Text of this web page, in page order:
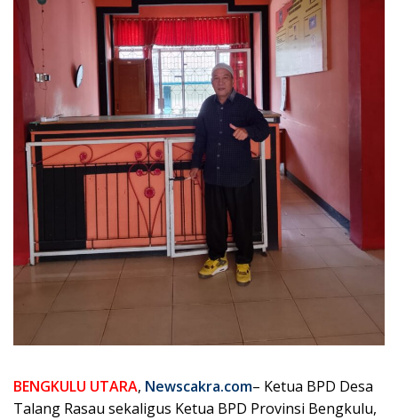
BENGKULU UTARA, Newscakra.com– Ketua BPD Desa
Talang Rasau sekaligus Ketua BPD Provinsi Bengkulu,